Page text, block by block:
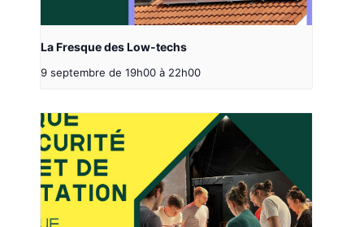
La Fresque des Low-techs
9 septembre de 19h00 à 22h00